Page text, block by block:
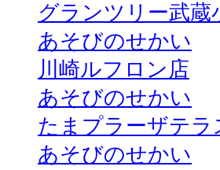
グランツリー武蔵
あそびのせかい
川崎ルフロン店
あそびのせかい
たまプラーザテラ
あそびのせかい